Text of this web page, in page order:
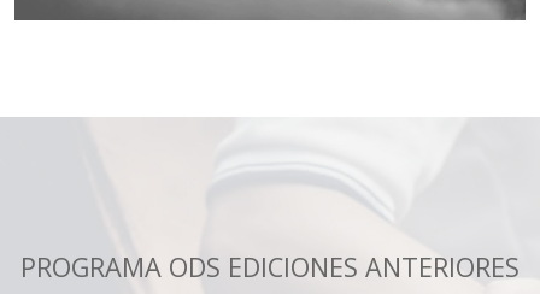
PROGRAMA ODS EDICIONES ANTERIORES